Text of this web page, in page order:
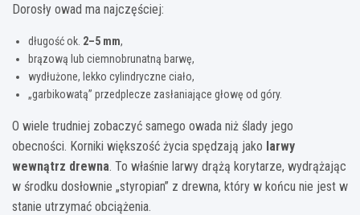
Dorosły owad ma najczęściej:
długość ok. 2–5 mm,
brązową lub ciemnobrunatną barwę,
wydłużone, lekko cylindryczne ciało,
„garbikowatą” przedplecze zasłaniające głowę od góry.
O wiele trudniej zobaczyć samego owada niż ślady jego
obecności. Korniki większość życia spędzają jako larwy
wewnątrz drewna. To właśnie larwy drążą korytarze, wydrążając
w środku dosłownie „styropian” z drewna, który w końcu nie jest w
stanie utrzymać obciążenia.